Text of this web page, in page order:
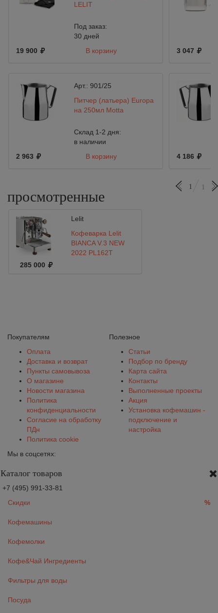
LELIT
Под заказ:
30 дней
19 900
В корзину
Арт.:901/25
Питчер (латьера) Europa
на 250мл Motta
Склад 1-2 дня:
в наличии
2 963
В корзину
3 047
4 186
просмотренные
1 1
Lelit
Кофеварка Lelit
BIANCA V.3 NEW
2022 PL162T
285 000
Покупателям
Оплата
Доставка и возврат
Пункты самовывоза
О магазине
Новости магазина
Политика
конфиденциальности
Согласие на обработку
ПДн
Политика cookie
Полезное
Статьи
Подбор по бренду
Карта сайта
Контакты
Выполненные проекты
Акция
Установка кофемашин -
подключение и
настройка
Мы в соцсетях:
Каталог товаров
+7 (495) 991-33-81
Скидки
%
Кофемашины
Кофемолки
Кофе&Чай Ингредиенты
Фильтры для воды
Посуда